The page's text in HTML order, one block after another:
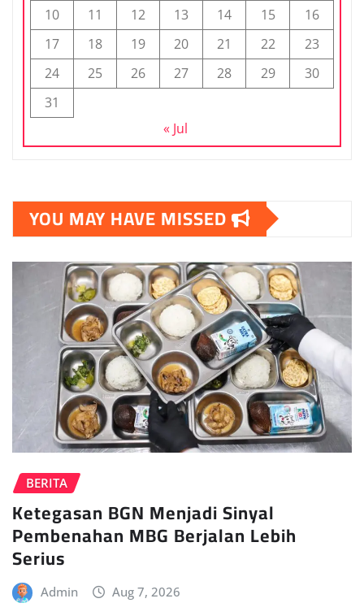
10
11 12 13 14 15
16
17
18 19 20 21 22
23
24
25 26 27 28 29
30
31
« Jul
YOU MAY HAVE MISSED
BERITA
Ketegasan BGN Menjadi Sinyal
Pembenahan MBG Berjalan Lebih
Serius
Admin Aug 7, 2026